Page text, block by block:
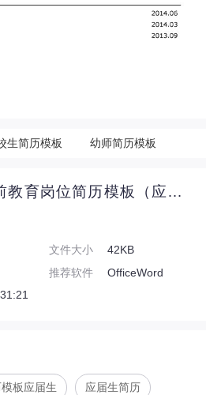
生简历模板 幼师简历模板
幼教/早教/学前教育岗位简历模板（应届生初级岗位）
文件大小
42KB
推荐软件
OfficeWord
板应届生 应届生简历